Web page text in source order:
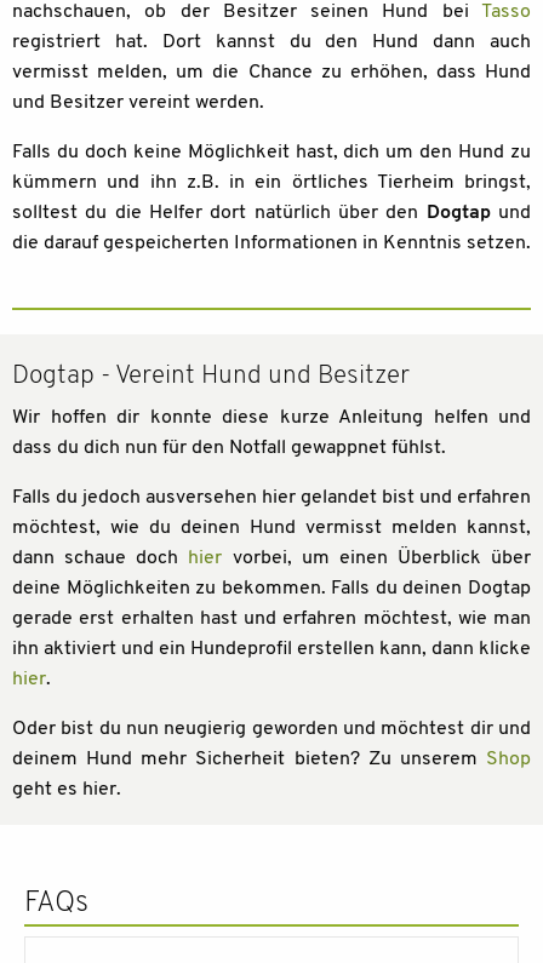
nachschauen, ob der Besitzer seinen Hund bei Tasso
registriert hat. Dort kannst du den Hund dann auch
vermisst melden, um die Chance zu erhöhen, dass Hund
und Besitzer vereint werden.
Falls du doch keine Möglichkeit hast, dich um den Hund zu
kümmern und ihn z.B. in ein örtliches Tierheim bringst,
solltest du die Helfer dort natürlich über den
Dogtapund
die darauf gespeicherten Informationen in Kenntnis setzen.
Dogtap - Vereint Hund und Besitzer
Wir hoffen dir konnte diese kurze Anleitung helfen und
dass du dich nun für den Notfall gewappnet fühlst.
Falls du jedoch ausversehen hier gelandet bist und erfahren
möchtest, wie du deinen Hund vermisst melden kannst,
dann schaue doch
hier vorbei, um einen Überblick über
deine Möglichkeiten zu bekommen. Falls du deinen Dogtap
gerade erst erhalten hast und erfahren möchtest, wie man
ihn aktiviert und ein Hundeprofil erstellen kann, dann klicke
hier.
Oder bist du nun neugierig geworden und möchtest dir und
deinem Hund mehr Sicherheit bieten? Zu unserem Shop
geht es hier.
FAQs